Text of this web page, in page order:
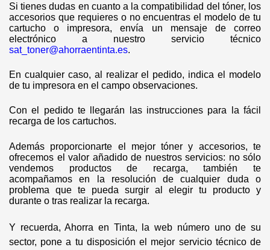
Si tienes dudas en cuanto a la compatibilidad del tóner, los
accesorios que requieres o no encuentras el modelo de tu
cartucho o impresora, envía un mensaje de correo
electrónico a nuestro servicio técnico
sat_toner@ahorraentinta.es.
En cualquier caso, al realizar el pedido, indica el modelo
de tu impresora en el campo observaciones.
Con el pedido te llegarán las instrucciones para la fácil
recarga de los cartuchos.
Además proporcionarte el mejor tóner y accesorios, te
ofrecemos el valor añadido de nuestros servicios: no sólo
vendemos productos de recarga, también te
acompañamos en la resolución de cualquier duda o
problema que te pueda surgir al elegir tu producto y
durante o tras realizar la recarga.
Y recuerda, Ahorra en Tinta, la web número uno de su
sector, pone a tu disposición el mejor servicio técnico de